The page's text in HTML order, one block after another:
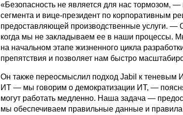
«Безопасность не является для нас тормозом, —
сегмента и вице-президент по корпоративным
предоставляющей производственные услуги. —
когда мы не закладываем ее в наши процессы.
на начальном этапе жизненного цикла
препятствия и позволяет нам быстро
Он также переосмыслил подход Jabil к
ИТ — мы говорим о демократизации ИТ, —
могут работать медленно. Наша задача —
мы обеспечиваем правильные данные и правила